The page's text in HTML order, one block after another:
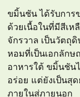
ขมิ้นชัน ได้รับการ
ด้วยเนื้อในที่มีสีเ
จักรวาล เป็นวัตถุ
หอมที่เป็นเอกลักษ
อาหารใต้ ขมิ้นชัน
อร่อย แต่ยังเป็นสุ
ภายในสู่ภายนอก